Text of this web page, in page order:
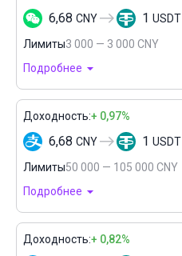
6,68 CNY 1 USDT
Лимиты3 000 — 3 000 CNY
Подробнее
Доходность:+ 0,97%
6,68 CNY 1 USDT
Лимиты50 000 — 105 000 CNY
Подробнее
Доходность:+ 0,82%